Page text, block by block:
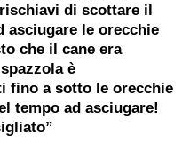
di scottare il
asciugare le orecchie
che il cane era
è
fino a sotto le orecchie
tempo ad asciugare!